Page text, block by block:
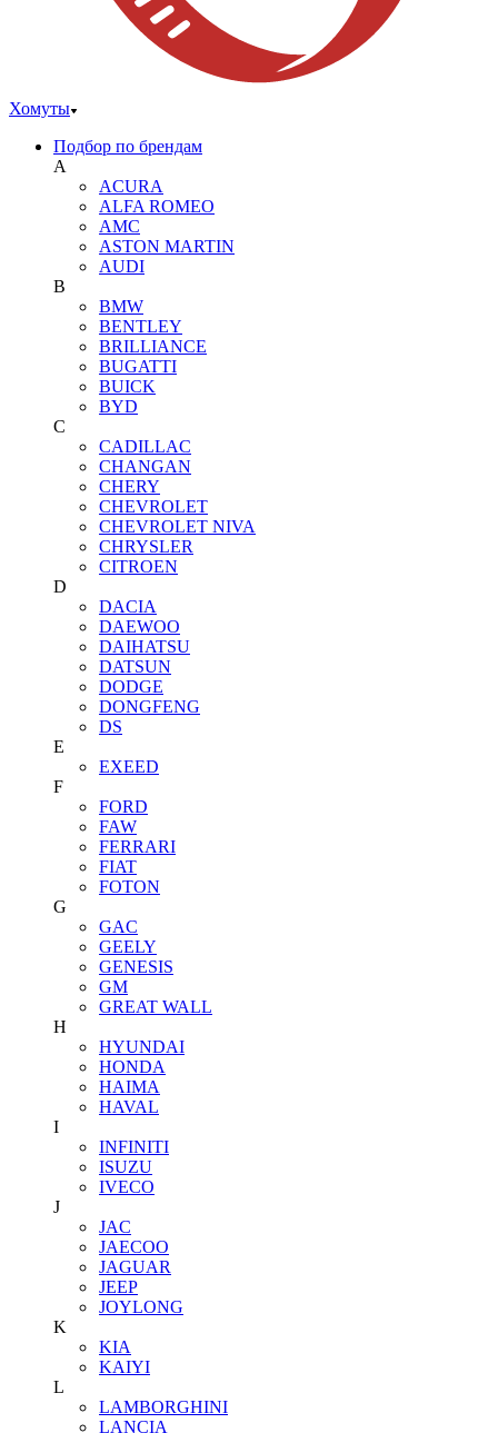
Хомуты
Подбор по брендам
A
ACURA
ALFA ROMEO
AMC
ASTON MARTIN
AUDI
B
BMW
BENTLEY
BRILLIANCE
BUGATTI
BUICK
BYD
C
CADILLAC
CHANGAN
CHERY
CHEVROLET
CHEVROLET NIVA
CHRYSLER
CITROEN
D
DACIA
DAEWOO
DAIHATSU
DATSUN
DODGE
DONGFENG
DS
E
EXEED
F
FORD
FAW
FERRARI
FIAT
FOTON
G
GAC
GEELY
GENESIS
GM
GREAT WALL
H
HYUNDAI
HONDA
HAIMA
HAVAL
I
INFINITI
ISUZU
IVECO
J
JAC
JAECOO
JAGUAR
JEEP
JOYLONG
K
KIA
KAIYI
L
LAMBORGHINI
LANCIA